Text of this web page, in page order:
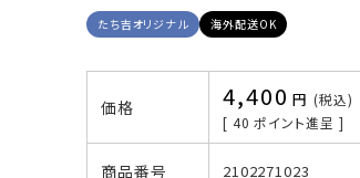
たち吉オリジナル 海外配送OK
価格 4,400
税込
[ 40 ポイント進呈 ]
商品番号 2102271023